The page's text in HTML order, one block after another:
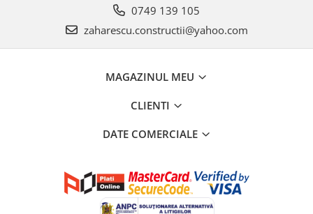
0749 139 105
zaharescu.constructii@yahoo.com
MAGAZINUL MEU
CLIENTI
DATE COMERCIALE